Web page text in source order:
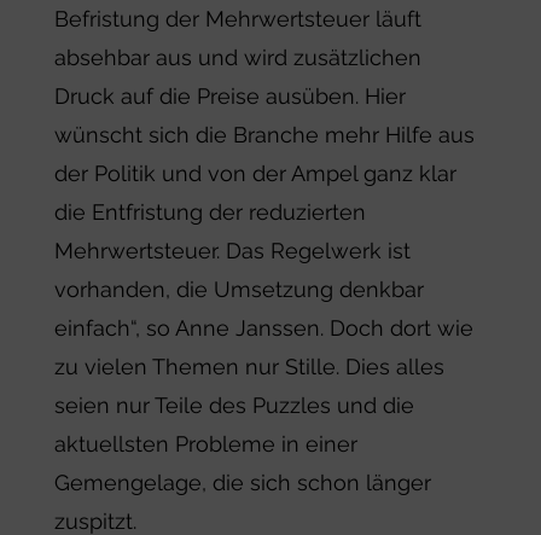
Befristung der Mehrwertsteuer läuft
absehbar aus und wird zusätzlichen
Druck auf die Preise ausüben. Hier
wünscht sich die Branche mehr Hilfe aus
der Politik und von der Ampel ganz klar
die Entfristung der reduzierten
Mehrwertsteuer. Das Regelwerk ist
vorhanden, die Umsetzung denkbar
einfach“, so Anne Janssen. Doch dort wie
zu vielen Themen nur Stille. Dies alles
seien nur Teile des Puzzles und die
aktuellsten Probleme in einer
Gemengelage, die sich schon länger
zuspitzt.